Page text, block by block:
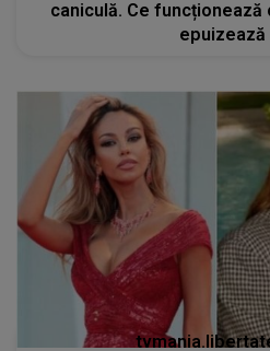
Cum se menține Mădălina
39 de ani! Regula de la care
a eliminat complet din
a dezvăluit